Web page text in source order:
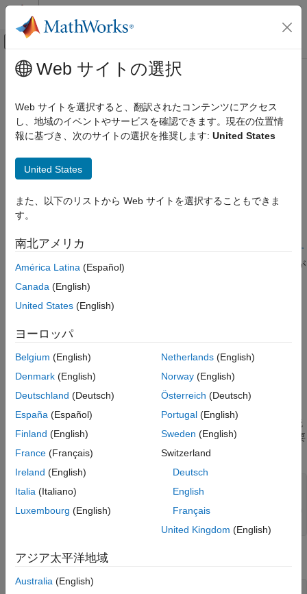
コンテンツへスキップ
オフキャンバス ナビゲーション メ
ドキュメンテーションのホーム
外部言語インターフェイス
MATLAB での .NET
カテゴリ
MATLAB での .NET Core の選択
MATLAB での .NET データ型
MATLAB での .NET プロパティ
MATLAB での .NET メソッド
MATLAB での .NET イベントと .NET デリゲ
MATLAB での.NET ジェネリック クラス
メインコンテンツ
MATLAB での .NET Core の選択
.NET 6 以降のランタイム環境の選択
MATLAB
では、次の .NET アセンブリの読み込みがサポートさ
.NET (.NET Core (Microsoft
詳細については、.NET への MATLAB インターフェイスを使用す
るためのシステム要件を参照してください。MATLAB と互換性が
to Other Languages
Windows では .NET Framework を使用します。Windows で
macOS
および Linux プラットフォームでは、MATLAB は .NET
Core を使用してアセンブリを読み込みます。.NET 環境情報は、
異なる MATLAB セッション間で維持されます。
.NET Core ランタイム環境を選択するには、まず .NET が既に読
み込まれているかどうかを確認します。MATLAB の再起動が必要
となる場合があります。
if
e.Status==
    disp(
"To change the environment, restart MATLAB
.NET ランタイム環境を最新バージョンに設定します。
Web サイトの選択
Web サイトを選択すると、翻訳されたコンテンツにアクセス
し、地域のイベントやサービスを確認できます。現在の位置情
報に基づき、次のサイトの選択を推奨します: United States
United States
また、以下のリストから Web サイトを選択することもできま
す。
南北アメリカ
América Latina (Español)
Canada (English)
United States (English)
ヨーロッパ
Belgium (English)
Denmark (English)
Deutschland (Deutsch)
España (Español)
Finland (English)
France (Français)
Ireland (English)
Italia (Italiano)
Luxembourg (English)
Netherlands(English)
Norway(English)
Österreich (Deutsch)
Portugal(English)
Sweden (English)
Switzerland
Deutsch
English
Français
United Kingdom (English)
アジア太平洋地域
Australia (English)